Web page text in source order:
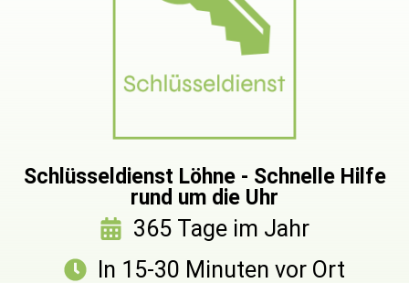
Schlüsseldienst Löhne - Schnelle Hilfe
rund um die Uhr
365 Tage im Jahr
In 15-30 Minuten vor Ort